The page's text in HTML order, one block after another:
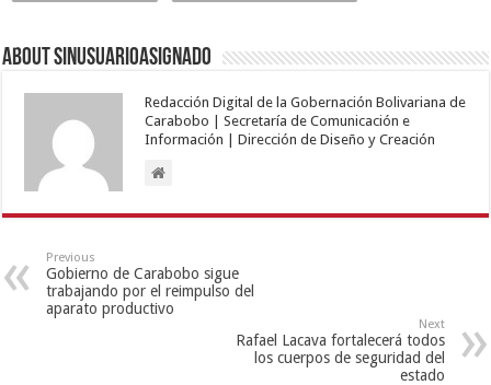
About sinusuarioasignado
Redacción Digital de la Gobernación Bolivariana de
Carabobo | Secretaría de Comunicación e
Información | Dirección de Diseño y Creación
Previous
Gobierno de Carabobo sigue
trabajando por el reimpulso del
aparato productivo
Next
Rafael Lacava fortalecerá todos
los cuerpos de seguridad del
estado